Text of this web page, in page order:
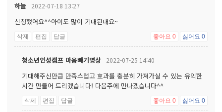
하늘 2022-07-18 13:27
신청했어요^^아이도 많이 기대된대요~
삭제 편집 답글 좋아요 0 싫어요 0
청소년인성캠프 마음빼기명상 2022-07-25 14:40
기대해주신만큼 만족스럽고 효과를 충분히 가져가실 수 있는 유익한
시간 만들어 드리겠습니다! 다음주에 만나겠습니다^^
삭제 편집 답글 좋아요 0 싫어요 0